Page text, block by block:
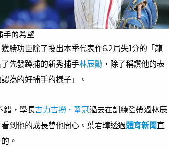
手的希望
勝功臣除了投出本季代表作6.2局失1分的「龍
先發蹲捕的新秀捕手林辰勳 ，除了稱讚他的表
為的好捕手的樣子」。
錯，學長吉力吉撈．鞏冠過去在訓練營帶過林辰
到他的成長替他開心。葉君璋透過體育新聞直
。